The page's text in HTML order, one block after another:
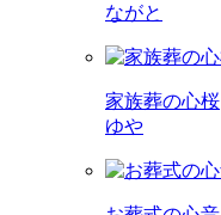
ながと
家族葬の心桜
ゆや